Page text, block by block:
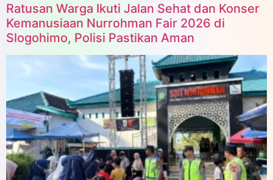
Ratusan Warga Ikuti Jalan Sehat dan Konser
Kemanusiaan Nurrohman Fair 2026 di
Slogohimo, Polisi Pastikan Aman